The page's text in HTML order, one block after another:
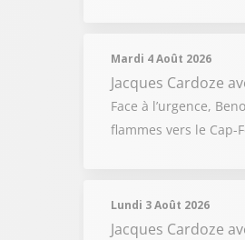
Mardi 4 Août 2026
Jacques Cardoze
Face à l’urgence,
flammes vers le Cap-
Lundi 3 Août 2026
Jacques Cardoze